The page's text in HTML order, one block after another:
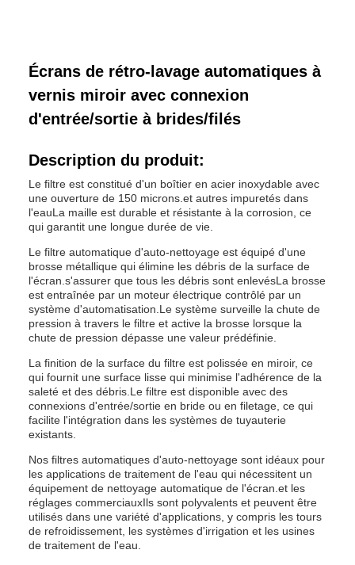
Écrans de rétro-lavage automatiques à
vernis miroir avec connexion
d'entrée/sortie à brides/filés
Description du produit:
Le filtre est constitué d'un boîtier en acier inoxydable avec
une ouverture de 150 microns.et autres impuretés dans
l'eauLa maille est durable et résistante à la corrosion, ce
qui garantit une longue durée de vie.
Le filtre automatique d'auto-nettoyage est équipé d'une
brosse métallique qui élimine les débris de la surface de
l'écran.s'assurer que tous les débris sont enlevésLa brosse
est entraînée par un moteur électrique contrôlé par un
système d'automatisation.Le système surveille la chute de
pression à travers le filtre et active la brosse lorsque la
chute de pression dépasse une valeur prédéfinie.
La finition de la surface du filtre est polissée en miroir, ce
qui fournit une surface lisse qui minimise l'adhérence de la
saleté et des débris.Le filtre est disponible avec des
connexions d'entrée/sortie en bride ou en filetage, ce qui
facilite l'intégration dans les systèmes de tuyauterie
existants.
Nos filtres automatiques d'auto-nettoyage sont idéaux pour
les applications de traitement de l'eau qui nécessitent un
équipement de nettoyage automatique de l'écran.et les
réglages commerciauxIls sont polyvalents et peuvent être
utilisés dans une variété d'applications, y compris les tours
de refroidissement, les systèmes d'irrigation et les usines
de traitement de l'eau.